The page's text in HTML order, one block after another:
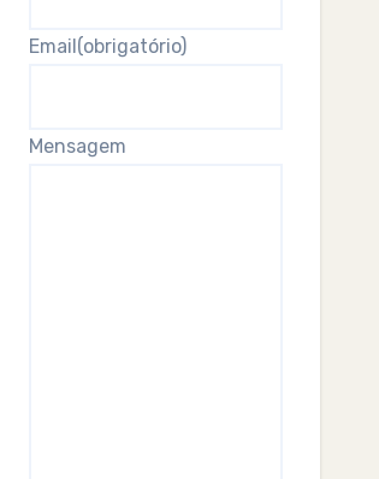
Email(obrigatório)
Mensagem